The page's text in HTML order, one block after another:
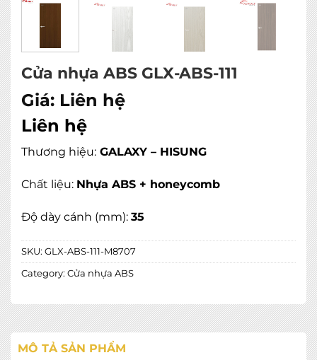
Cửa nhựa ABS GLX-ABS-111
Giá: Liên hệ
Liên hệ
Thương hiệu: GALAXY – HISUNG
Chất liệu: Nhựa ABS + honeycomb
Độ dày cánh (mm): 35
SKU: GLX-ABS-111-M8707
Category: Cửa nhựa ABS
MÔ TẢ SẢN PHẨM